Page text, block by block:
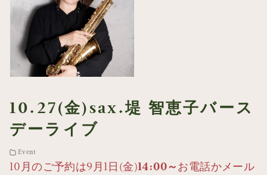
10.27(金)sax.堤 智恵子バース
デーライブ
Event
10月のご予約は9月1日(金)14:00～お電話かメール